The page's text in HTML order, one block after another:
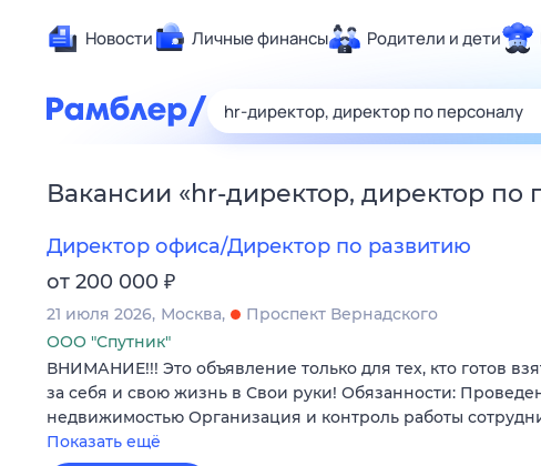
Новости Личные финансы Родители и дети
Здоровье
Развлечения и
Спорт
Карьера
Сберегаем
Гороскопы
Вакансии «hr-директор, директор по
Директор офиса/Директор по развитию
от 200 000 ₽
21 июля 2026 Москва
Проспект Вернадского
ООО "Спутник"
ВНИМАНИЕ!!! Это объявление только для тех, кто готов
за себя и свою жизнь в Свои руки! Обязанности:
недвижимостью Организация и контроль работы
Показать ещё